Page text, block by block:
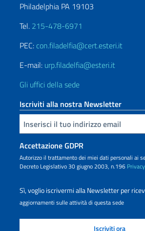
Philadelphia PA 19103
Tel. 215-478-6971
PEC: con.filadelfia@cert.esteri.it
E-mail: urp.filadelfia@esteri.it
Gli uffici della sede
Iscriviti alla nostra Newsletter
Inserisci la tua email
Accettazione GDPR
Autorizzo il trattamento dei miei dati personali ai
Decreto Legislativo 30 giugno 2003, n.196 Privacy
Sì, voglio iscrivermi alla Newsletter per
aggiornamenti sulle attività di questa sede